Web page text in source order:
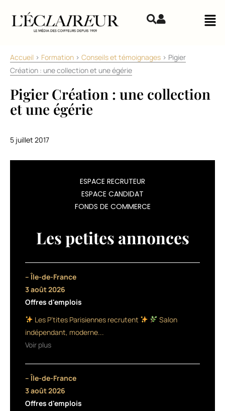
Accueil > Formation > Conseils et témoignages > Pigier
Création : une collection et une égérie
Pigier Création : une collection
et une égérie
5 juillet 2017
réseau
Création
étaient
réunies
locaux
L’Oréal
Professionnel
(Paris
ESPACE RECRUTEUR
ESPACE CANDIDAT
FONDS DE COMMERCE
Les petites annonces
– Île-de-France
3 août 2026
Offres d'emplois
Les P’tites Parisiennes recrutent
Salon
indépendant, moderne...
Voir plus
– Île-de-France
3 août 2026
Offres d'emplois